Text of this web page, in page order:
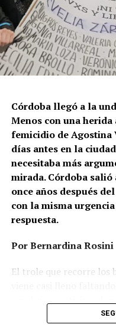
Ganar la vida:
Su hijo Ciro tenía 120
Córdoba llegó a la
Menos con una
femicidio de Agostina
días antes en la
necesitaba más
mirada. Córdoba
once años después
con la misma
respuesta.
Por Bernardina Rosini
El trole que recorre los
Agostina Vega, 14
marcha que